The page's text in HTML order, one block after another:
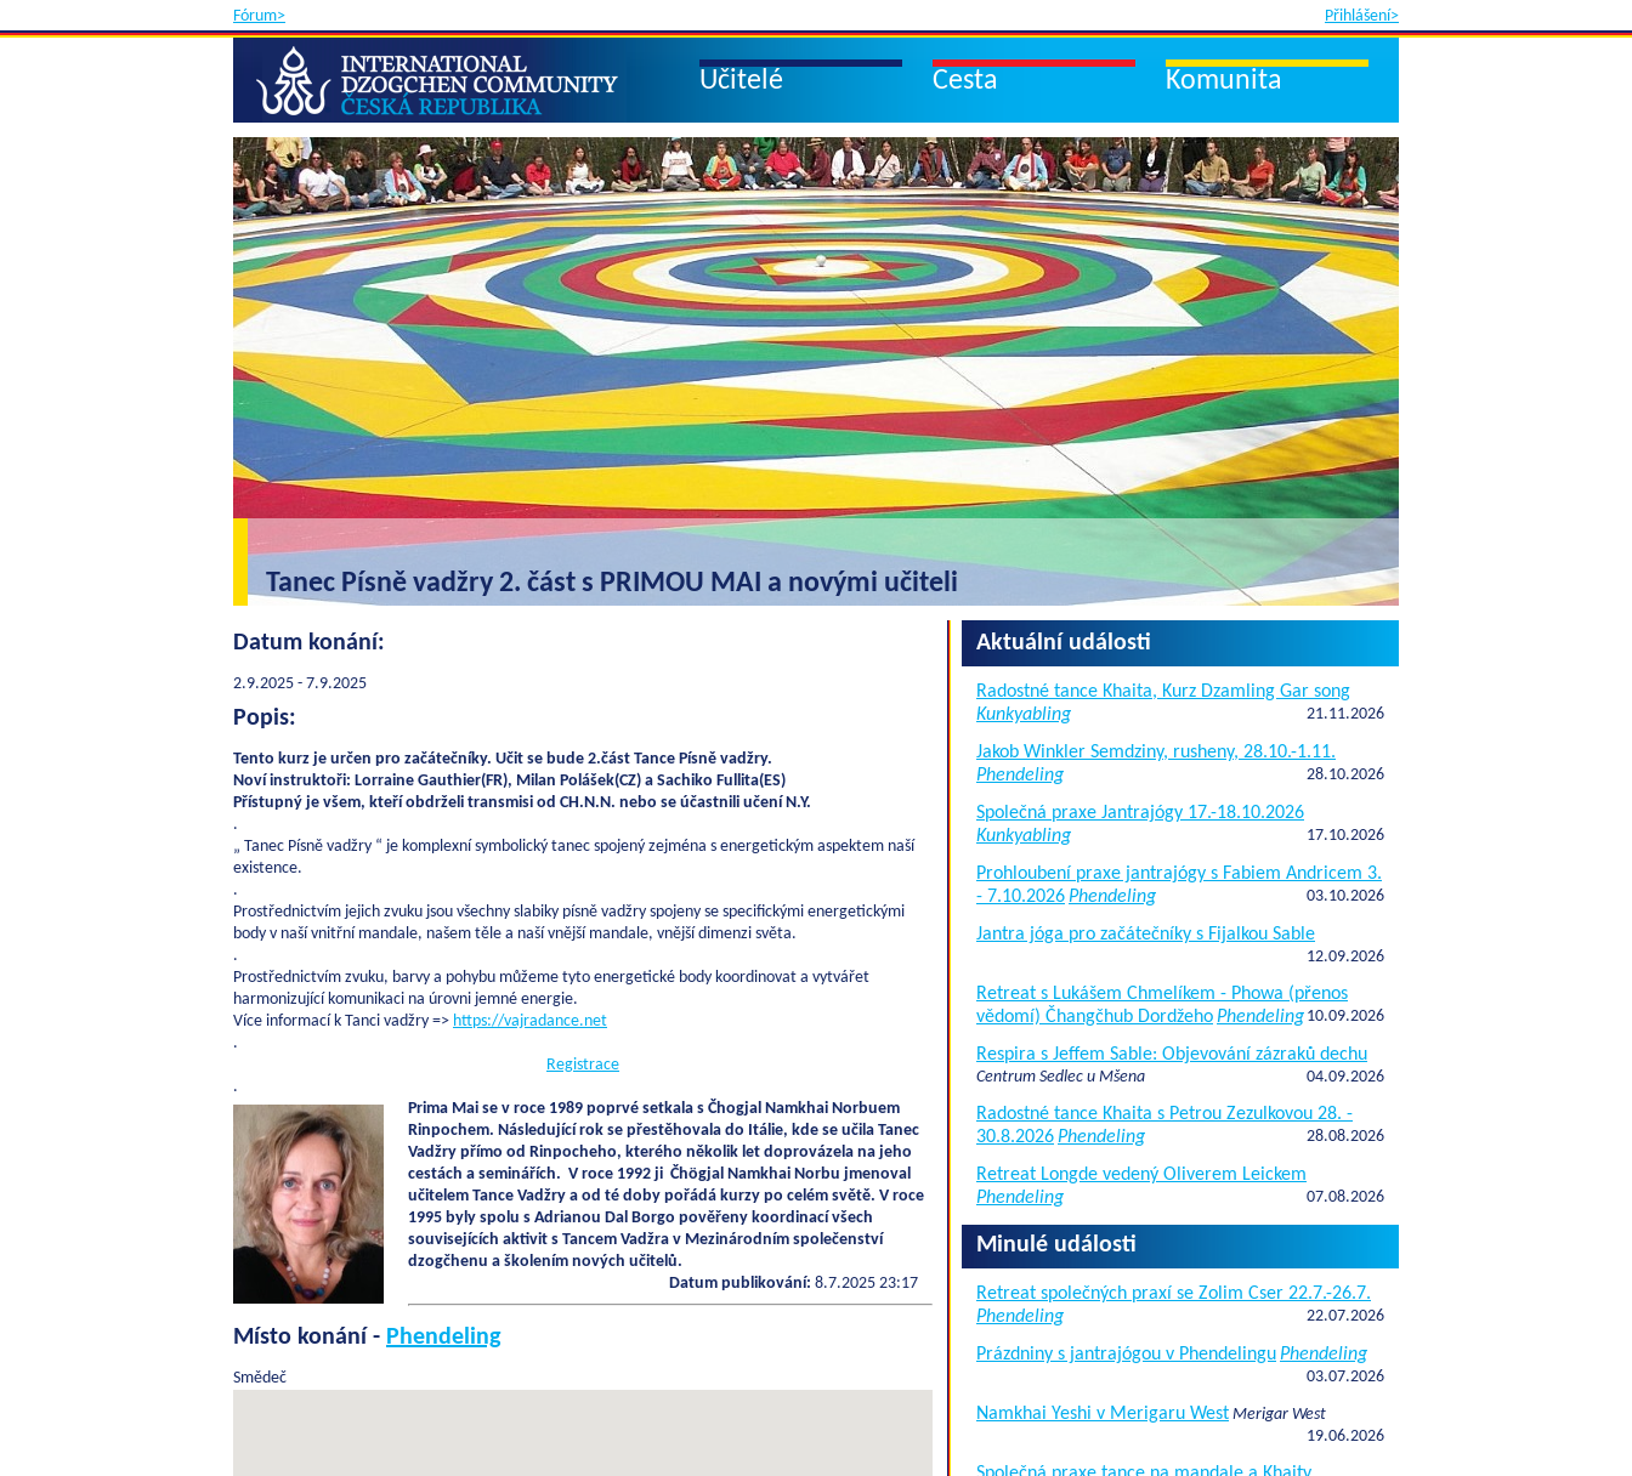
Fórum> Přihlášení>
Učitelé Cesta Komunita
Tanec Písně vadžry 2. část s PRIMOU MAI a novými učiteli
Datum konání:
2.9.2025 - 7.9.2025
Popis:
Tento kurz je určen pro začátečníky. Učit se bude 2.část Tance Písně vadžry.
Noví instruktoři: Lorraine Gauthier(FR), Milan Polášek(CZ) a Sachiko Fullita(ES)
Přístupný je všem, kteří obdrželi transmisi od CH.N.N. nebo se účastnili učení N.Y.
.
„ Tanec Písně vadžry “ je komplexní symbolický tanec spojený zejména s energetickým aspektem naší
existence.
.
Prostřednictvím jejich zvuku jsou všechny slabiky písně vadžry spojeny se specifickými energetickými
body v naší vnitřní mandale, našem těle a naší vnější mandale, vnější dimenzi světa.
.
Prostřednictvím zvuku, barvy a pohybu můžeme tyto energetické body koordinovat a vytvářet
harmonizující komunikaci na úrovni jemné energie.
Více informací k Tanci vadžry => https://vajradance.net
.
Registrace
.
Prima Mai se v roce 1989 poprvé setkala s Čhogjal Namkhai Norbuem
Rinpochem. Následující rok se přestěhovala do Itálie, kde se učila Tanec
Vadžry přímo od Rinpocheho, kterého několik let doprovázela na jeho
cestách a seminářích. V roce 1992 ji Čhögjal Namkhai Norbu jmenoval
učitelem Tance Vadžry a od té doby pořádá kurzy po celém světě. V roce
1995 byly spolu s Adrianou Dal Borgo pověřeny koordinací všech
souvisejících aktivit s Tancem Vadžra v Mezinárodním společenství
dzogčhenu a školením nových učitelů.
Datum publikování: 8.7.2025 23:17
Místo konání - Phendeling
Smědeč
Aktuální události
Radostné tance Khaita, Kurz Dzamling Gar song
Kunkyabling
21.11.2026
Jakob Winkler Semdziny, rusheny, 28.10.-1.11.
Phendeling
28.10.2026
Společná praxe Jantrajógy 17.-18.10.2026
Kunkyabling
17.10.2026
Prohloubení praxe jantrajógy s Fabiem Andricem 3.
- 7.10.2026Phendeling 03.10.2026
Jantra jóga pro začátečníky s Fijalkou Sable
12.09.2026
Retreat s Lukášem Chmelíkem - Phowa (přenos
vědomí) Čhangčhub DordžehoPhendeling 10.09.2026
Respira s Jeffem Sable: Objevování zázraků dechu
Centrum Sedlec u Mšena 04.09.2026
Radostné tance Khaita s Petrou Zezulkovou 28. -
30.8.2026Phendeling 28.08.2026
Retreat Longde vedený Oliverem Leickem
Phendeling
07.08.2026
Minulé události
Retreat společných praxí se Zolim Cser 22.7.-26.7.
Phendeling
22.07.2026
Prázdniny s jantrajógou v PhendelinguPhendeling
03.07.2026
Namkhai Yeshi v Merigaru West Merigar West
19.06.2026